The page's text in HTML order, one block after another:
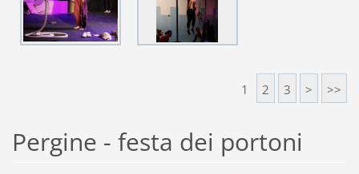
1 2 3 > >>
Pergine - festa dei portoni